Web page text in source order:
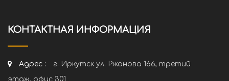
КОНТАКТНАЯ ИНФОРМАЦИЯ
Адрес :
г. Иркутск ул. Ржанова 166, третий
этаж, офис 301